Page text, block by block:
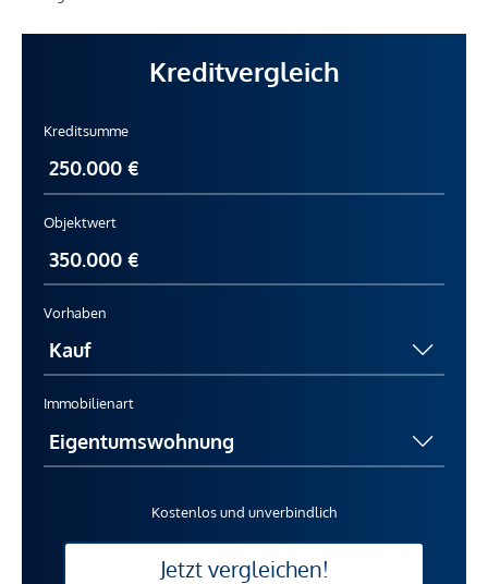
Kreditvergleich
Kreditsumme
Objektwert
Vorhaben
Immobilienart
Kostenlos und unverbindlich
Jetzt vergleichen!